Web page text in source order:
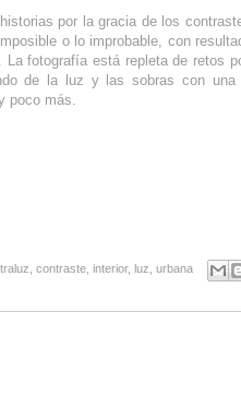
por la gracia de los
o lo improbable, con
fotografía está repleta de retos
de la luz y las sobras con una
poco más.
, contraste, interior, luz, urbana